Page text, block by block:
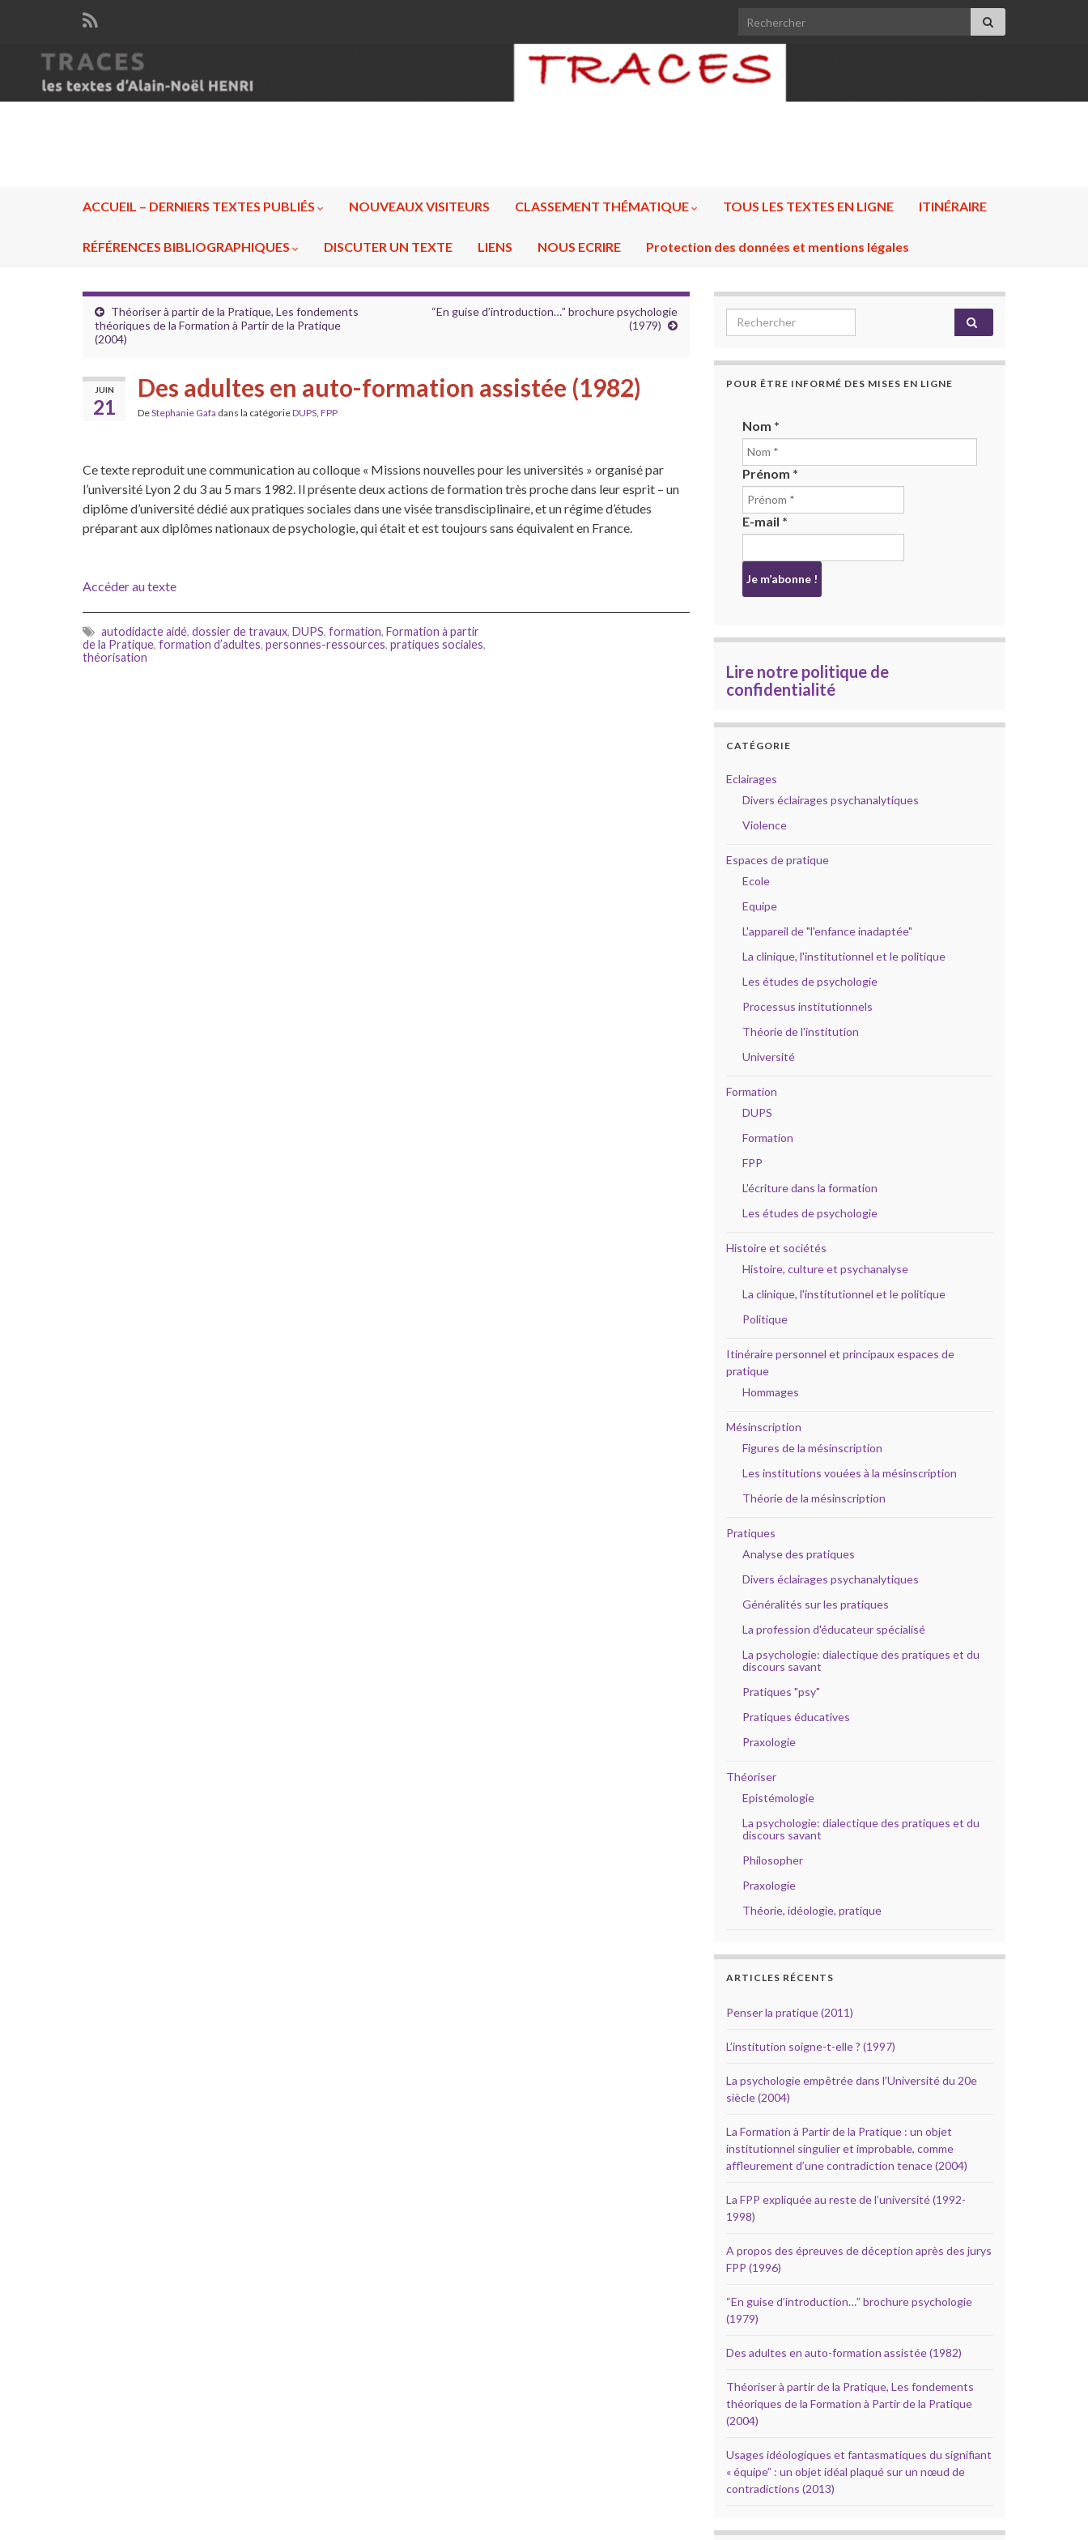
Search for:
ACCUEIL – DERNIERS TEXTES PUBLIÉS NOUVEAUX VISITEURS CLASSEMENT THÉMATIQUE TOUS LES TEXTES EN LIGNE ITINÉRAIRE
RÉFÉRENCES BIBLIOGRAPHIQUES DISCUTER UN TEXTE LIENS NOUS ECRIRE Protection des données et mentions légales
Théoriser à partir de la Pratique, Les fondements
théoriques de la Formation à Partir de la Pratique
(2004)
“En guise d’introduction…” brochure psychologie
(1979)
JUIN
21
Des adultes en auto-formation assistée (1982)
DeStephanie Gafa dans la catégorieDUPS FPP
Ce texte reproduit une communication au colloque « Missions nouvelles pour les universités » organisé par
l’université Lyon 2 du 3 au 5 mars 1982. Il présente deux actions de formation très proche dans leur esprit – un
diplôme d’université dédié aux pratiques sociales dans une visée transdisciplinaire, et un régime d’études
préparant aux diplômes nationaux de psychologie, qui était et est toujours sans équivalent en France.
Accéder au texte
autodidacte aidé, dossier de travaux, DUPS, formation, Formation à partir
de la Pratique, formation d’adultes, personnes-ressources, pratiques sociales,
théorisation
Search for:
POUR ÊTRE INFORMÉ DES MISES EN LIGNE
Nom *
Prénom *
E-mail *
Lire notre politique de
confidentialité
CATÉGORIE
Eclairages
Divers éclairages psychanalytiques
Violence
Espaces de pratique
Ecole
Equipe
L'appareil de "l'enfance inadaptée"
La clinique, l'institutionnel et le politique
Les études de psychologie
Processus institutionnels
Théorie de l'institution
Université
Formation
DUPS
Formation
FPP
L'écriture dans la formation
Les études de psychologie
Histoire et sociétés
Histoire, culture et psychanalyse
La clinique, l'institutionnel et le politique
Politique
Itinéraire personnel et principaux espaces de
pratique
Hommages
Mésinscription
Figures de la mésinscription
Les institutions vouées à la mésinscription
Théorie de la mésinscription
Pratiques
Analyse des pratiques
Divers éclairages psychanalytiques
Généralités sur les pratiques
La profession d'éducateur spécialisé
La psychologie: dialectique des pratiques et du
discours savant
Pratiques "psy"
Pratiques éducatives
Praxologie
Théoriser
Epistémologie
La psychologie: dialectique des pratiques et du
discours savant
Philosopher
Praxologie
Théorie, idéologie, pratique
ARTICLES RÉCENTS
Penser la pratique (2011)
L’institution soigne-t-elle ? (1997)
La psychologie empêtrée dans l’Université du 20e
siècle (2004)
La Formation à Partir de la Pratique : un objet
institutionnel singulier et improbable, comme
affleurement d’une contradiction tenace (2004)
La FPP expliquée au reste de l’université (1992-
1998)
A propos des épreuves de déception après des jurys
FPP (1996)
“En guise d’introduction…” brochure psychologie
(1979)
Des adultes en auto-formation assistée (1982)
Théoriser à partir de la Pratique, Les fondements
théoriques de la Formation à Partir de la Pratique
(2004)
Usages idéologiques et fantasmatiques du signifiant
« équipe” : un objet idéal plaqué sur un nœud de
contradictions (2013)